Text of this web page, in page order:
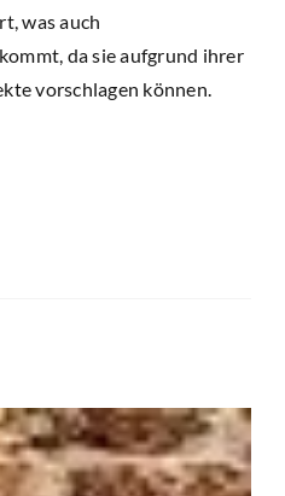
was auch
da sie aufgrund ihrer
vorschlagen können.